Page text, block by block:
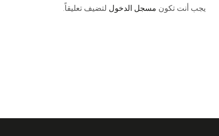
يجب أنت تكون مسجل الدخول لتضيف تعليقاً.